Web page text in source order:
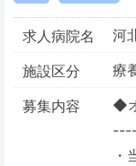
求人病院名
河
施設区分
療
募集内容
◆
・